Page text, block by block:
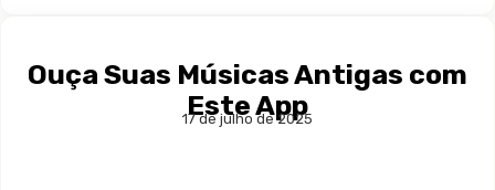
Ouça Suas Músicas Antigas com
Este App
17 de julho de 2025